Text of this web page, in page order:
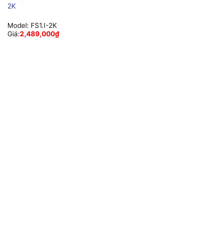
2K
Model: FS1.I-2K
Giá:2,489,000₫